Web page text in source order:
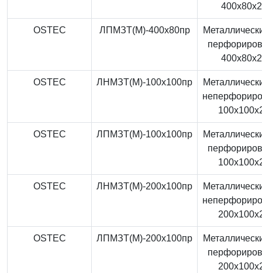
OSTEC ЛПМЗТ(М)-400x80пр
OSTEC ЛНМЗТ(М)-100x100пр
OSTEC ЛПМЗТ(М)-100x100пр
OSTEC ЛНМЗТ(М)-200x100пр
OSTEC ЛПМЗТ(М)-200x100пр